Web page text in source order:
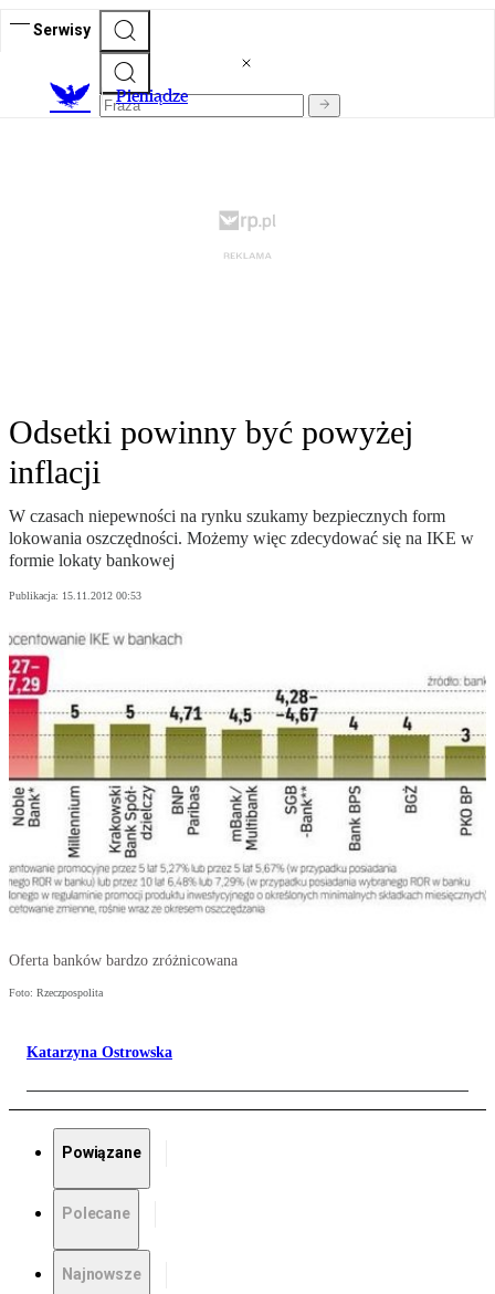
Serwisy
Pieniądze
Odsetki powinny być powyżej
inflacji
W czasach niepewności na rynku szukamy bezpiecznych form
lokowania oszczędności. Możemy więc zdecydować się na IKE w
formie lokaty bankowej
Publikacja: 15.11.2012 00:53
Oferta banków bardzo zróżnicowana
Foto: Rzeczpospolita
Katarzyna Ostrowska
Powiązane
Polecane
Najnowsze